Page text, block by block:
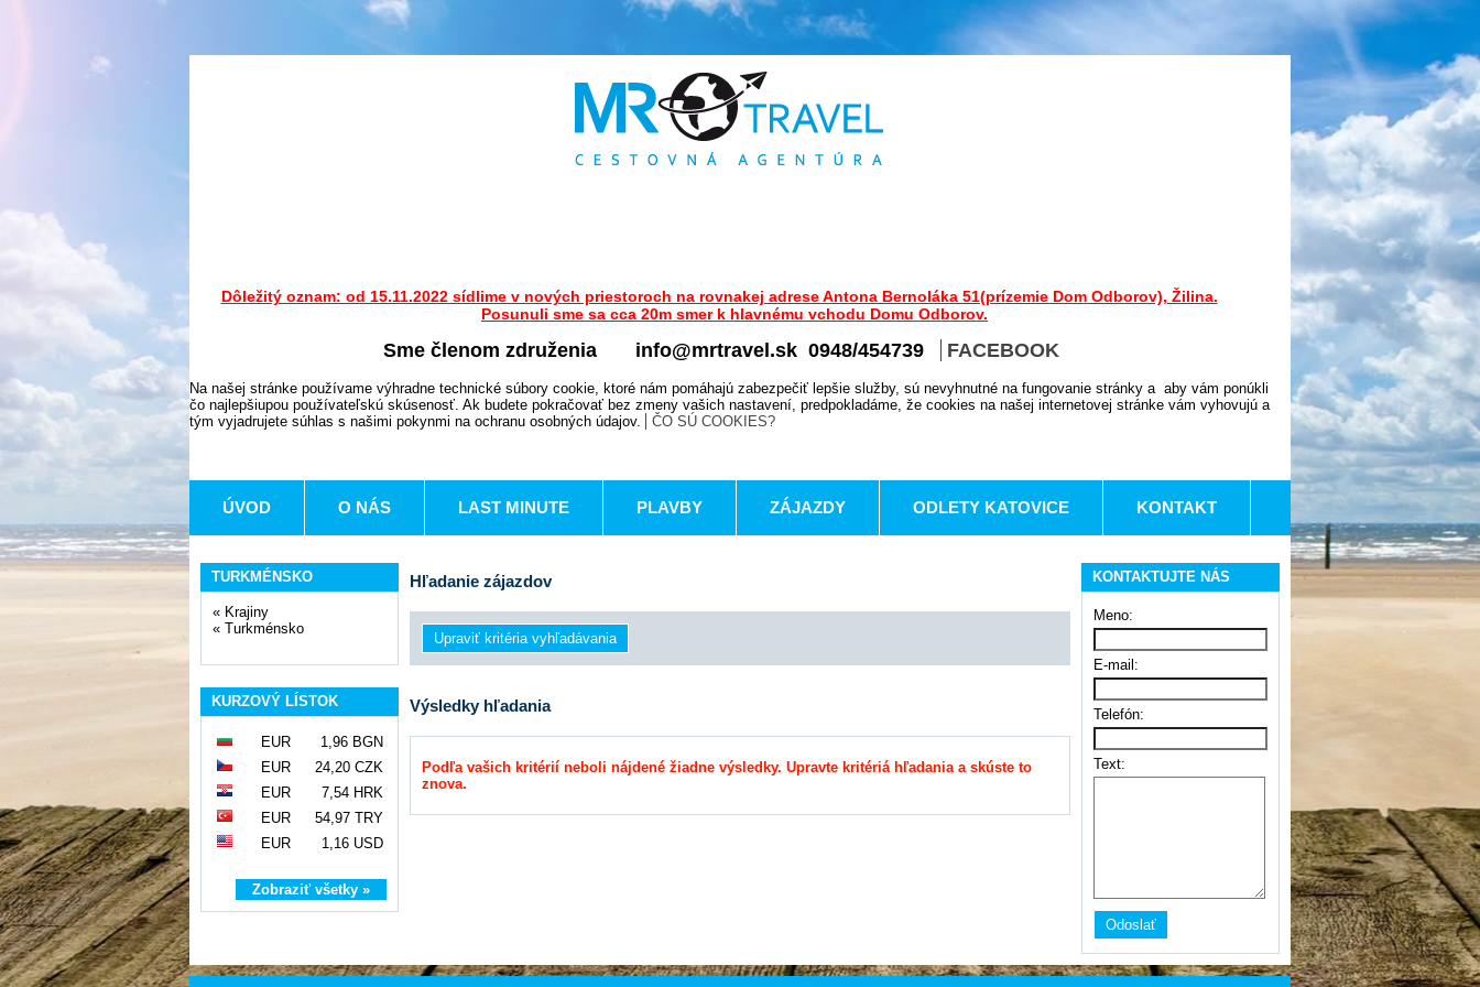
Dôležitý oznam: od 15.11.2022 sídlime v nových priestoroch na rovnakej adrese Antona Bernoláka 51(prízemie Dom Odborov), Žilina.
Posunuli sme sa cca 20m smer k hlavnému vchodu Domu Odborov.
Sme členom združenia info@mrtravel.sk 0948/454739 FACEBOOK
Na našej stránke používame výhradne technické súbory cookie, ktoré nám pomáhajú zabezpečiť lepšie služby, sú nevyhnutné na fungovanie stránky a aby vám ponúkli
čo najlepšiupou používateľskú skúsenosť. Ak budete pokračovať bez zmeny vašich nastavení, predpokladáme, že cookies na našej internetovej stránke vám vyhovujú a
tým vyjadrujete súhlas s našimi pokynmi na ochranu osobných údajov.
ČO SÚ COOKIES?
ÚVOD O NÁS LAST MINUTE PLAVBY ZÁJAZDY ODLETY KATOVICE KONTAKT
TURKMÉNSKO
« Krajiny
« Turkménsko
KURZOVÝ LÍSTOK
EUR
1,96 BGN
EUR
24,20 CZK
EUR
7,54 HRK
EUR
54,97 TRY
EUR
1,16 USD
Zobraziť všetky »
Hľadanie zájazdov
Výsledky hľadania
Podľa vašich kritérií neboli nájdené žiadne výsledky. Upravte kritériá hľadania a skúste to
znova.
KONTAKTUJTE NÁS
Meno:
E-mail:
Telefón:
Text: